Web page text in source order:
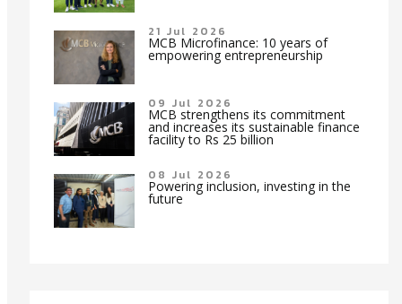
21 Jul 2026
MCB Microfinance: 10 years of
empowering entrepreneurship
09 Jul 2026
MCB strengthens its commitment
and increases its sustainable finance
facility to Rs 25 billion
08 Jul 2026
Powering inclusion, investing in the
future